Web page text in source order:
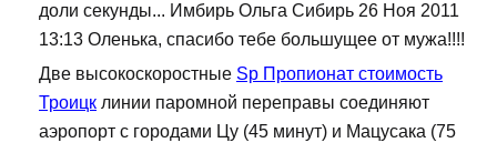
доли секунды... Имбирь Ольга Сибирь 26 Ноя 2011
13:13 Оленька, спасибо тебе большущее от мужа!!!!
Две высокоскоростные Sp Пропионат стоимость
Троицк линии паромной переправы соединяют
аэропорт с городами Цу (45 минут) и Мацусака (75